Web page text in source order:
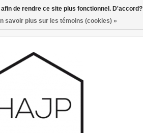
0 Articles - €0,00
de rendre ce site plus fonctionnel. D'accord?
savoir plus sur les témoins (cookies) »